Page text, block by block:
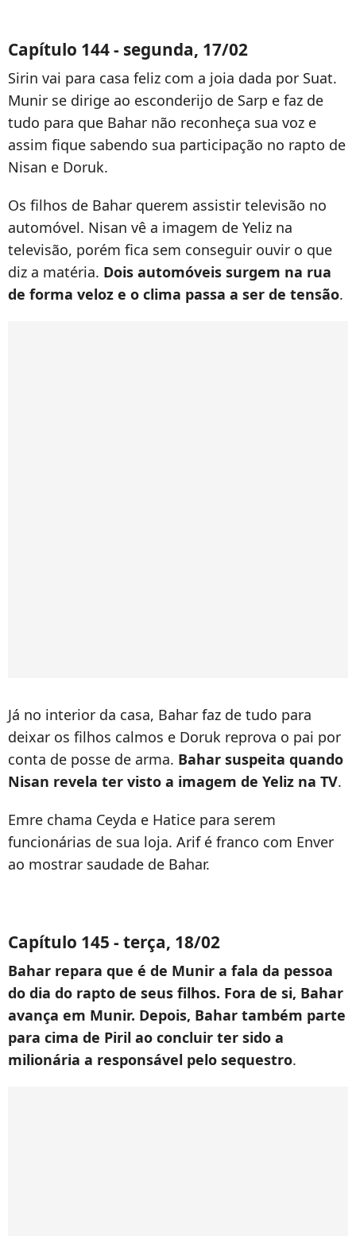
Capítulo 144 - segunda, 17/02
Sirin vai para casa feliz com a joia dada por Suat.
Munir se dirige ao esconderijo de Sarp e faz de
tudo para que Bahar não reconheça sua voz e
assim fique sabendo sua participação no rapto de
Nisan e Doruk.
Os filhos de Bahar querem assistir televisão no
automóvel. Nisan vê a imagem de Yeliz na
televisão, porém fica sem conseguir ouvir o que
diz a matéria. Dois automóveis surgem na rua
de forma veloz e o clima passa a ser de tensão.
Já no interior da casa, Bahar faz de tudo para
deixar os filhos calmos e Doruk reprova o pai por
conta de posse de arma. Bahar suspeita quando
Nisan revela ter visto a imagem de Yeliz na TV.
Emre chama Ceyda e Hatice para serem
funcionárias de sua loja. Arif é franco com Enver
ao mostrar saudade de Bahar.
Capítulo 145 - terça, 18/02
Bahar repara que é de Munir a fala da pessoa
do dia do rapto de seus filhos. Fora de si, Bahar
avança em Munir. Depois, Bahar também parte
para cima de Piril ao concluir ter sido a
milionária a responsável pelo sequestro.